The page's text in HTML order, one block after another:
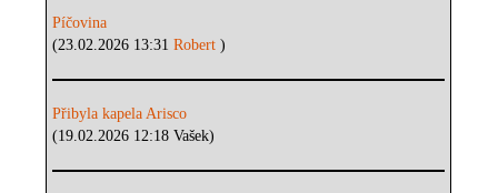
Píčovina
(23.02.2026 13:31Robert)
Přibyla kapela Arisco
(19.02.2026 12:18 Vašek)